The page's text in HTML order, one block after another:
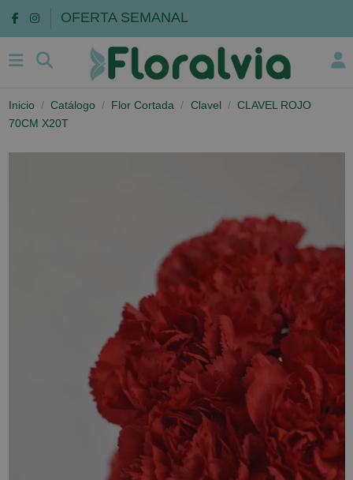
OFERTA SEMANAL
Inicio Catálogo Flor Cortada Clavel
CLAVEL ROJO
70CM X20T